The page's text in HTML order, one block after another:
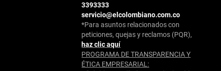
3393333
servicio@elcolombiano.com.co
*Para asuntos relacionados con
peticiones, quejas y reclamos (PQR),
haz clic aquí
PROGRAMA DE TRANSPARENCIA Y
ÉTICA EMPRESARIAL: